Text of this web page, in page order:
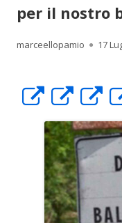
per il nostro
Autore
marceellopamio 17
Apre
in
una
nuova
finestra
Apre
in
una
in